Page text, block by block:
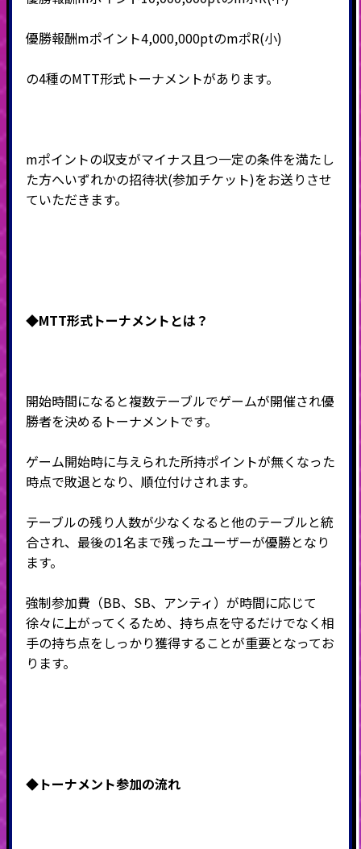
優勝報酬mポイント4,000,000ptのmポR(小)
の4種のMTT形式トーナメントがあります。
mポイントの収支がマイナス且つ一定の条件を満たし
た方へいずれかの招待状(参加チケット)をお送りさせ
ていただきます。
◆MTT形式トーナメントとは？
開始時間になると複数テーブルでゲームが開催され優
勝者を決めるトーナメントです。
ゲーム開始時に与えられた所持ポイントが無くなった
時点で敗退となり、順位付けされます。
テーブルの残り人数が少なくなると他のテーブルと統
合され、最後の1名まで残ったユーザーが優勝となり
ます。
強制参加費（BB、SB、アンティ）が時間に応じて
徐々に上がってくるため、持ち点を守るだけでなく相
手の持ち点をしっかり獲得することが重要となってお
ります。
◆トーナメント参加の流れ